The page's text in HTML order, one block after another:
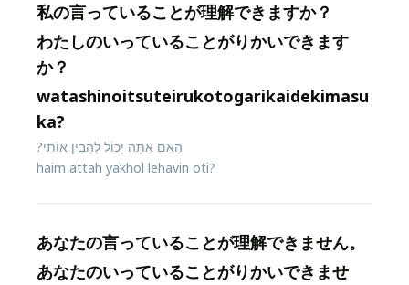
私の言っていることが理解できますか？
わたしのいっていることがりかいできます
か？
watashinoitsuteirukotogarikaidekimasu
ka?
הַאִם אַתָּה יָכוֹל לְהָבִין אוֹתִי?
haim attah yakhol lehavin oti?
あなたの言っていることが理解できません。
あなたのいっていることがりかいできませ